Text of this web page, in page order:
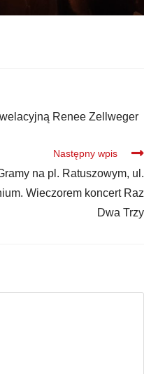
Renee Zellweger
Następny wpis
na pl. Ratuszowym, ul.
Wieczorem koncert Raz
Dwa Trzy